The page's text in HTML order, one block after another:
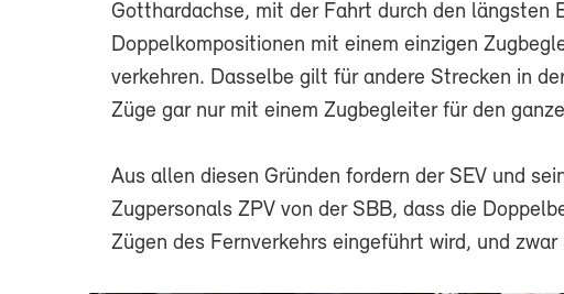
Gotthardachse, mit der Fahrt durch den längsten
Doppelkompositionen mit einem einzigen
verkehren. Dasselbe gilt für andere Strecken in
Züge gar nur mit einem Zugbegleiter für den
Aus allen diesen Gründen fordern der SEV und
Zugpersonals ZPV von der SBB, dass die
Zügen des Fernverkehrs eingeführt wird, und zwar